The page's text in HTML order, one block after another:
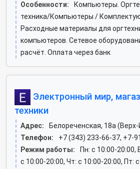
Особенности:
Компьютеры.
техника/Компьютеры /
Расходные материалы для
компьютеров. Сетевое
расчёт. Оплата через банк
Электронный мир,
техники
Адрес:
Белореченская, 18а
Телефон:
+7 (343) 233-66-37, +7-
Режим работы:
Пн: c 10:00-20:00,
c 10:00-20:00, Чт: c 10:00-20:00, Пт: